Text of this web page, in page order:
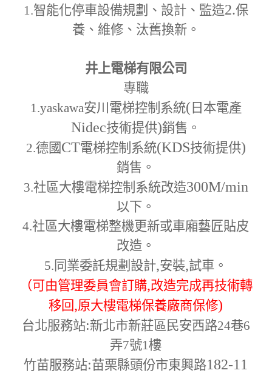
1.智能化停車設備規劃、設計、監造2.保
養、維修、汰舊換新。
井上電梯有限公司
專職
1.yaskawa安川電梯控制系統( 日本電產
Nidec技術提供)銷售。
2.德國 CT電梯控制系統(KDS技術提供)
銷售。
3.社區大樓電梯控制系統改造300M/min
以下。
4.社區大樓電梯整機更新或車廂藝匠貼皮
改造。
5. 同業委託規劃設計,安裝,試車。
（可由管理委員會訂購,改造完成再技術轉
移回,原大樓電梯保養廠商保修)
台北服務站:新北市新莊區民安西路24巷6
弄7號1樓
竹苗服務站:苗栗縣頭份市東興路182-11